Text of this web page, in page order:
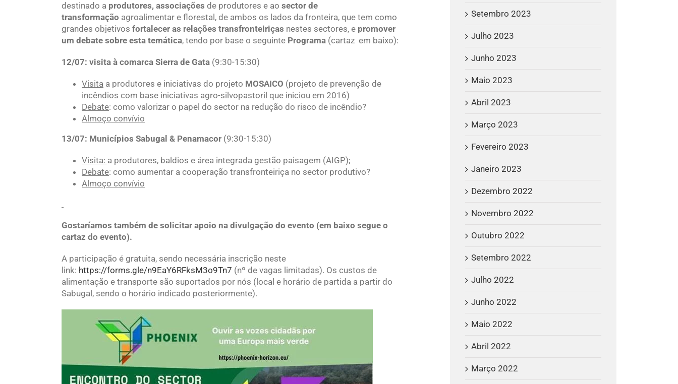
destinado a produtores, associações de produtores e ao sector de
transformação agroalimentar e florestal, de ambos os lados da fronteira, que tem como
grandes objetivos fortalecer as relações transfronteiriças nestes sectores, e promover
um debate sobre esta temática, tendo por base o seguinte Programa (cartaz em baixo):
12/07: visita à comarca Sierra de Gata (9:30-15:30)
Visita a produtores e iniciativas do projeto MOSAICO (projeto de prevenção de
incêndios com base iniciativas agro-silvopastoril que iniciou em 2016)
Debate: como valorizar o papel do sector na redução do risco de incêndio?
Almoço convívio
13/07: Municípios Sabugal & Penamacor (9:30-15:30)
Visita: a produtores, baldios e área integrada gestão paisagem (AIGP);
Debate: como aumentar a cooperação transfronteiriça no sector produtivo?
Almoço convívio
Gostaríamos também de solicitar apoio na divulgação do evento (em baixo segue o
cartaz do evento).
A participação é gratuita, sendo necessária inscrição neste
link: https://forms.gle/n9EaY6RFksM3o9Tn7 (nº de vagas limitadas). Os custos de
alimentação e transporte são suportados por nós (local e horário de partida a partir do
Sabugal, sendo o horário indicado posteriormente).
Setembro 2023
Julho 2023
Junho 2023
Maio 2023
Abril 2023
Março 2023
Fevereiro 2023
Janeiro 2023
Dezembro 2022
Novembro 2022
Outubro 2022
Setembro 2022
Julho 2022
Junho 2022
Maio 2022
Abril 2022
Março 2022